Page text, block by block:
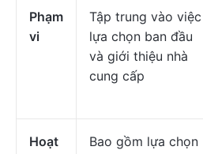
Phạm
vi
Tập trung vào việc
lựa chọn ban đầu
và giới thiệu nhà
cung cấp
Hoạt
Bao gồm lựa chọn